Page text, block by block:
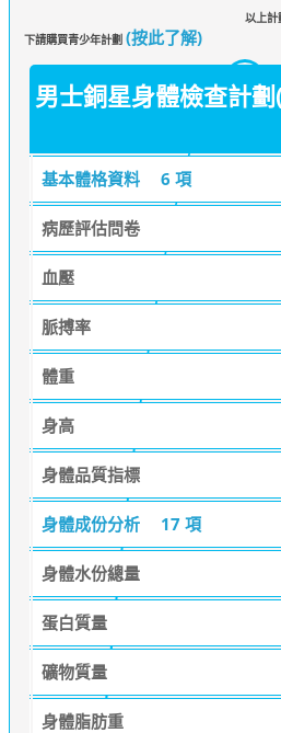
以上計
下請購買青少年計劃 (按此了解)
男士銅星身體檢查計
基本體格資料 6 項
病歷評估問卷
血壓
脈搏率
體重
身高
身體品質指標
身體成份分析 17 項
身體水份總量
蛋白質量
礦物質量
身體脂肪重